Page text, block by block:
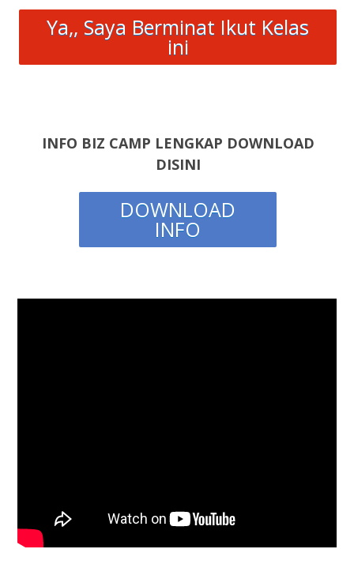
Ya,, Saya Berminat Ikut Kelas
ini
INFO BIZ CAMP LENGKAP DOWNLOAD
DISINI
DOWNLOAD
INFO